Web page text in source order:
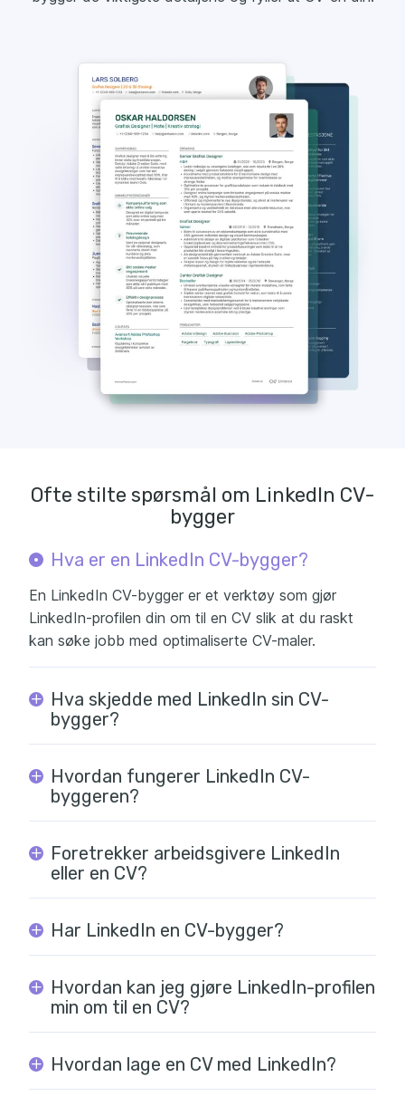
Ofte stilte spørsmål om LinkedIn CV-
bygger
Hva er en LinkedIn CV-bygger?
En LinkedIn CV-bygger er et verktøy som gjør
LinkedIn-profilen din om til en CV slik at du raskt
kan søke jobb med optimaliserte CV-maler.
Hva skjedde med LinkedIn sin CV-
bygger?
Hvordan fungerer LinkedIn CV-
byggeren?
Foretrekker arbeidsgivere LinkedIn
eller en CV?
Har LinkedIn en CV-bygger?
Hvordan kan jeg gjøre LinkedIn-profilen
min om til en CV?
Hvordan lage en CV med LinkedIn?